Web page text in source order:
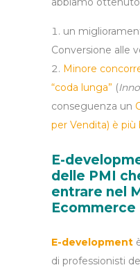
un
Conversione alle
Minore
“coda lunga” (
conseguenza un
per Vendita) è più
E-
delle PMI
entrare nel
Ecommerce
E-development
di professionisti